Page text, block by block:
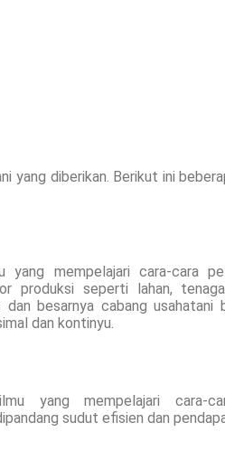
yang diberikan. Berikut ini
yang mempelajari cara-cara
produksi seperti lahan,
dan besarnya cabang usahatani
dan kontinyu.
yang mempelajari cara-
sudut efisien dan